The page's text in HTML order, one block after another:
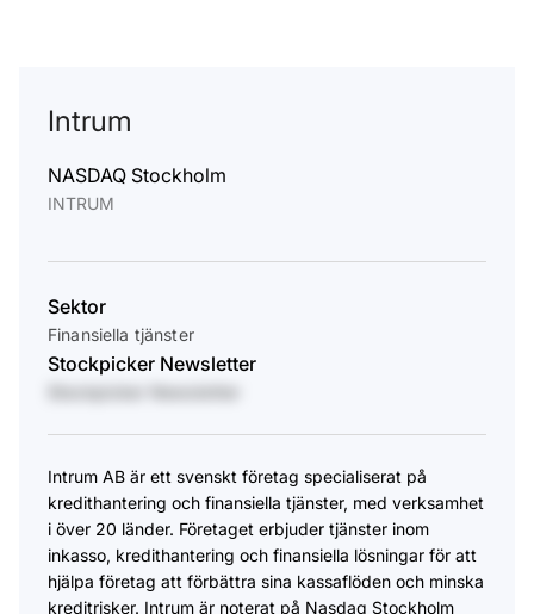
Intrum
NASDAQ Stockholm
INTRUM
Sektor
Finansiella tjänster
Stockpicker Newsletter
Intrum AB är ett svenskt företag specialiserat på
kredithantering och finansiella tjänster, med verksamhet
i över 20 länder. Företaget erbjuder tjänster inom
inkasso, kredithantering och finansiella lösningar för att
hjälpa företag att förbättra sina kassaflöden och minska
kreditrisker. Intrum är noterat på Nasdaq Stockholm